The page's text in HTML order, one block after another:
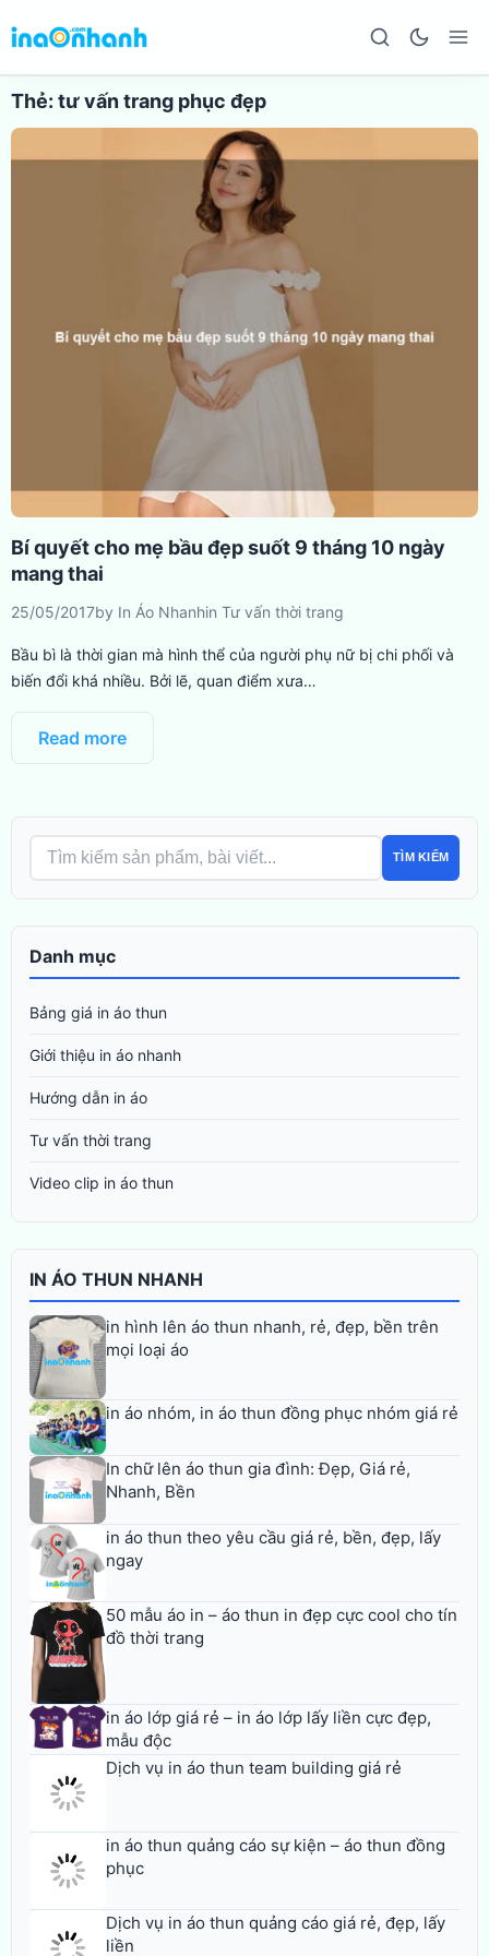
Thẻ: tư vấn trang phục đẹp
Bí quyết cho mẹ bầu đẹp suốt 9 tháng 10 ngày
mang thai
25/05/2017by In Áo Nhanhin Tư vấn thời trang
Bầu bì là thời gian mà hình thể của người phụ nữ bị chi phối và
biến đổi khá nhiều. Bởi lẽ, quan điểm xưa…
Read more
TÌM KIẾM
Danh mục
Bảng giá in áo thun
Giới thiệu in áo nhanh
Hướng dẫn in áo
Tư vấn thời trang
Video clip in áo thun
IN ÁO THUN NHANH
in hình lên áo thun nhanh, rẻ, đẹp, bền trên
mọi loại áo
in áo nhóm, in áo thun đồng phục nhóm giá rẻ
In chữ lên áo thun gia đình: Đẹp, Giá rẻ,
Nhanh, Bền
in áo thun theo yêu cầu giá rẻ, bền, đẹp, lấy
ngay
50 mẫu áo in – áo thun in đẹp cực cool cho tín
đồ thời trang
in áo lớp giá rẻ – in áo lớp lấy liền cực đẹp,
mẫu độc
Dịch vụ in áo thun team building giá rẻ
phục
Dịch vụ in áo thun quảng cáo giá rẻ, đẹp, lấy
in áo bóng đá, in áo thun thể thao